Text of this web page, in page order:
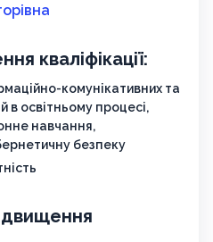
кваліфікації:
комунікативних та
в освітньому процесі,
навчання,
безпеку